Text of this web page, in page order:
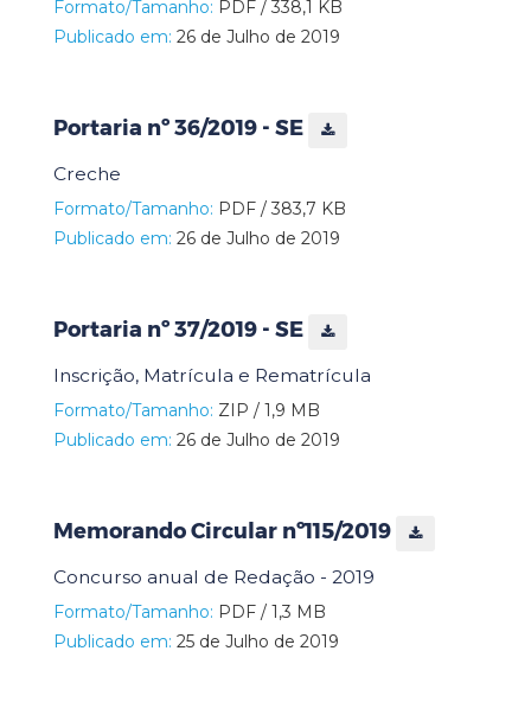
Formato/Tamanho: PDF / 338,1 KB
Publicado em: 26 de Julho de 2019
Portaria nº 36/2019 - SE
Creche
Formato/Tamanho: PDF / 383,7 KB
Publicado em: 26 de Julho de 2019
Portaria nº 37/2019 - SE
Inscrição, Matrícula e Rematrícula
Formato/Tamanho: ZIP / 1,9 MB
Publicado em: 26 de Julho de 2019
Memorando Circular nº115/2019
Concurso anual de Redação - 2019
Formato/Tamanho: PDF / 1,3 MB
Publicado em: 25 de Julho de 2019